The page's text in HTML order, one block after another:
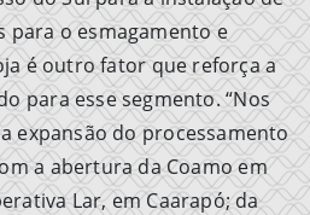
para o esmagamento e
é outro fator que reforça a
para esse segmento. “Nos
expansão do processamento
a abertura da Coamo em
Lar, em Caarapó; da